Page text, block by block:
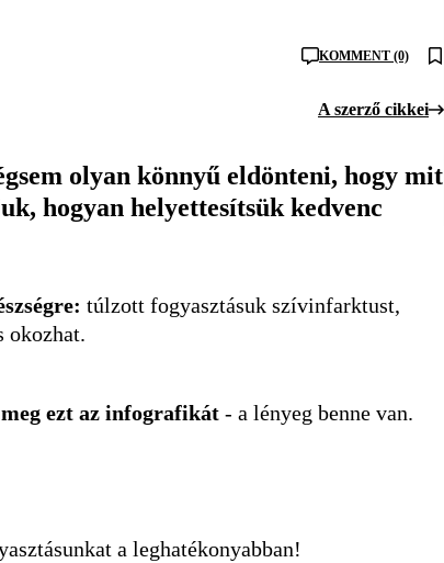
KOMMENT (0)
A szerző cikkei
olyan könnyű eldönteni, hogy mit
hogyan helyettesítsük kedvenc
túlzott fogyasztásuk szívinfarktust,
okozhat.
meg ezt az infografikát - a lényeg benne van.
a leghatékonyabban!